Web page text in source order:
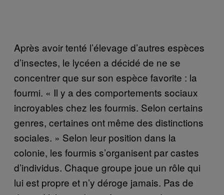
Après avoir tenté l’élevage d’autres espèces
d’insectes, le lycéen a décidé de ne se
concentrer que sur son espèce favorite : la
fourmi. « Il y a des comportements sociaux
incroyables chez les fourmis. Selon certains
genres, certaines ont même des distinctions
sociales. » Selon leur position dans la
colonie, les fourmis s’organisent par castes
d’individus. Chaque groupe joue un rôle qui
lui est propre et n’y déroge jamais. Pas de